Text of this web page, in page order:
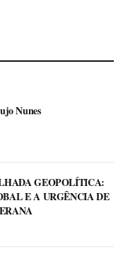
Nunes
GEOPOLÍTICA:
E A URGÊNCIA DE